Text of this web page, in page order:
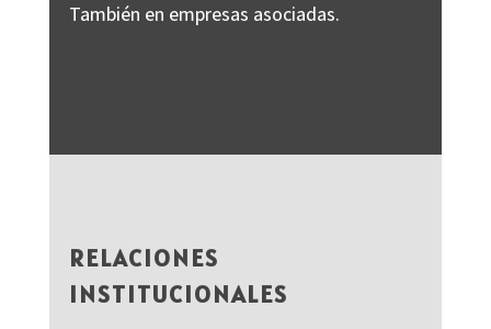
También en empresas asociadas.
RELACIONES
INSTITUCIONALES